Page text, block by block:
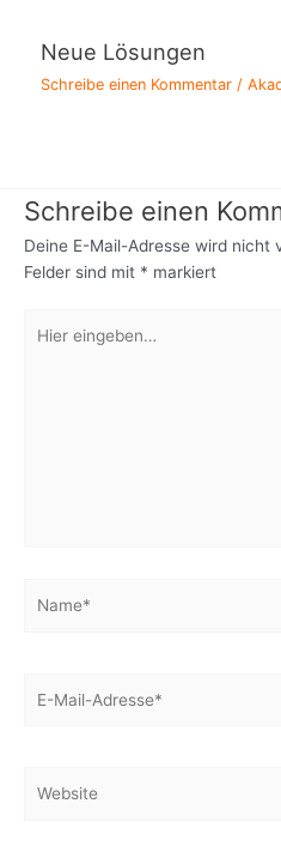
Neue Lösungen
Schreibe einen Kommentar /
Schreibe einen
Deine E-Mail-Adresse wird nicht
Felder sind mit * markiert
eingeben…
Mail-